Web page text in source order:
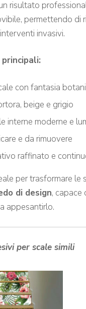
risultato
permettendo di
invasivi.
con fantasia
beige e grigio
interne moderne e
e da rimuovere
raffinato e
per trasformare le
di design, capace
appesantirlo.
per scale simili